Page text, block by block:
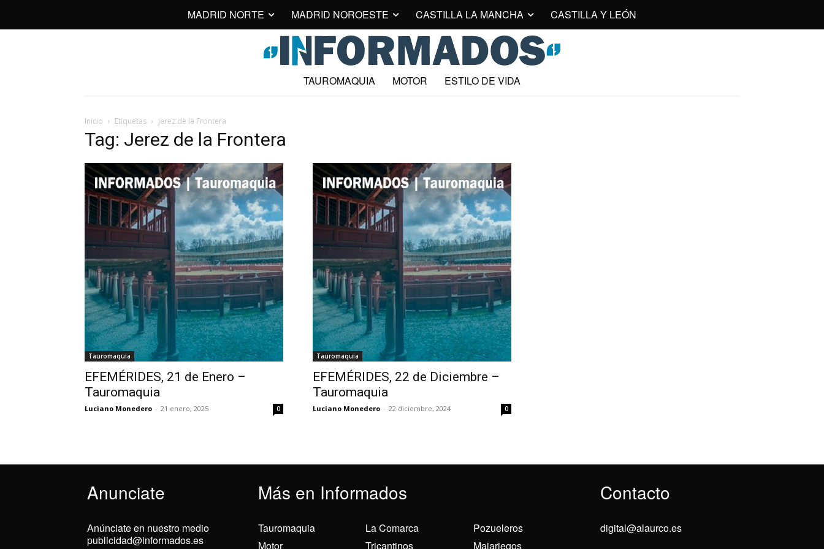
MADRID NORTE MADRID NOROESTE CASTILLA LA MANCHA CASTILLA Y LEÓN
TAUROMAQUIA MOTOR ESTILO DE VIDA
Inicio Etiquetas Jerez de la Frontera
Tag: Jerez de la Frontera
Tauromaquia
EFEMÉRIDES, 21 de Enero –
Tauromaquia
Luciano Monedero - 21 enero, 2025 0
Tauromaquia
EFEMÉRIDES, 22 de Diciembre –
Tauromaquia
Luciano Monedero - 22 diciembre, 2024 0
Anunciate Más en Informados Contacto
Anúnciate en nuestro medio
publicidad@informados.es
Tauromaquia
Motor
La Comarca
Tricantinos
Pozueleros
Majariegos
digital@alaurco.es